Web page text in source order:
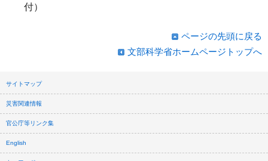
付）
ページの先頭に戻る
文部科学省ホームページトップへ
サイトマップ
災害関連情報
官公庁等リンク集
English